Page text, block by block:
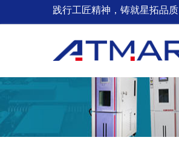
践行工匠精神，铸就星拓品质